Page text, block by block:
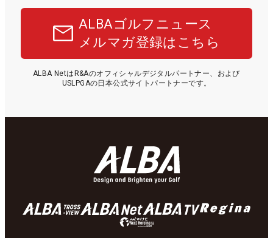
ALBAゴルフニュース
メルマガ登録はこちら
ALBA NetはR&Aのオフィシャルデジタルパートナー、および
USLPGAの日本公式サイトパートナーです。